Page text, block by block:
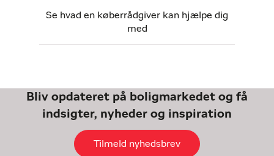
Se hvad en køberrådgiver kan hjælpe dig
med
Bliv opdateret på boligmarkedet og få
indsigter, nyheder og inspiration
Tilmeld nyhedsbrev